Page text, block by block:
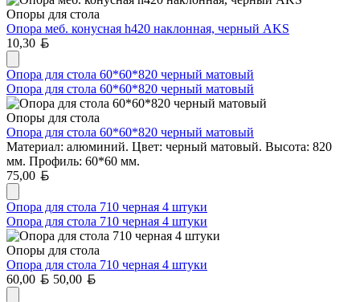
Опоры для стола
Опора меб. конусная h420 наклонная, черный AKS
10,30
Опора для стола 60*60*820 черный матовый
Опора для стола 60*60*820 черный матовый
Опоры для стола
Опора для стола 60*60*820 черный матовый
Материал: алюминий. Цвет: черный матовый. Высота: 820
мм. Профиль: 60*60 мм.
75,00
Опора для стола 710 черная 4 штуки
Опора для стола 710 черная 4 штуки
Опоры для стола
Опора для стола 710 черная 4 штуки
60,00
Белорусский рубль
50,00